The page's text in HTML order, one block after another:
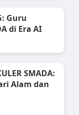
Guru
di Era AI
SMADA:
Alam dan